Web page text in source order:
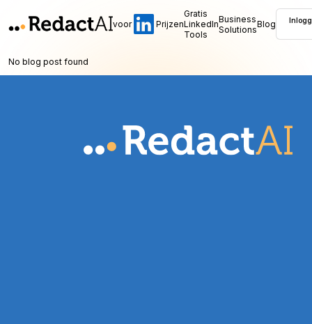
voor Prijzen
Gratis
LinkedIn
Tools
Business
SolutionsBlog
No blog post found